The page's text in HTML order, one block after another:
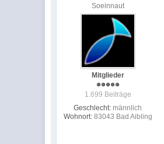
Soeinnaut
Mitglieder
1.699 Beiträge
Geschlecht: männlich
Wohnort: 83043 Bad Aibling